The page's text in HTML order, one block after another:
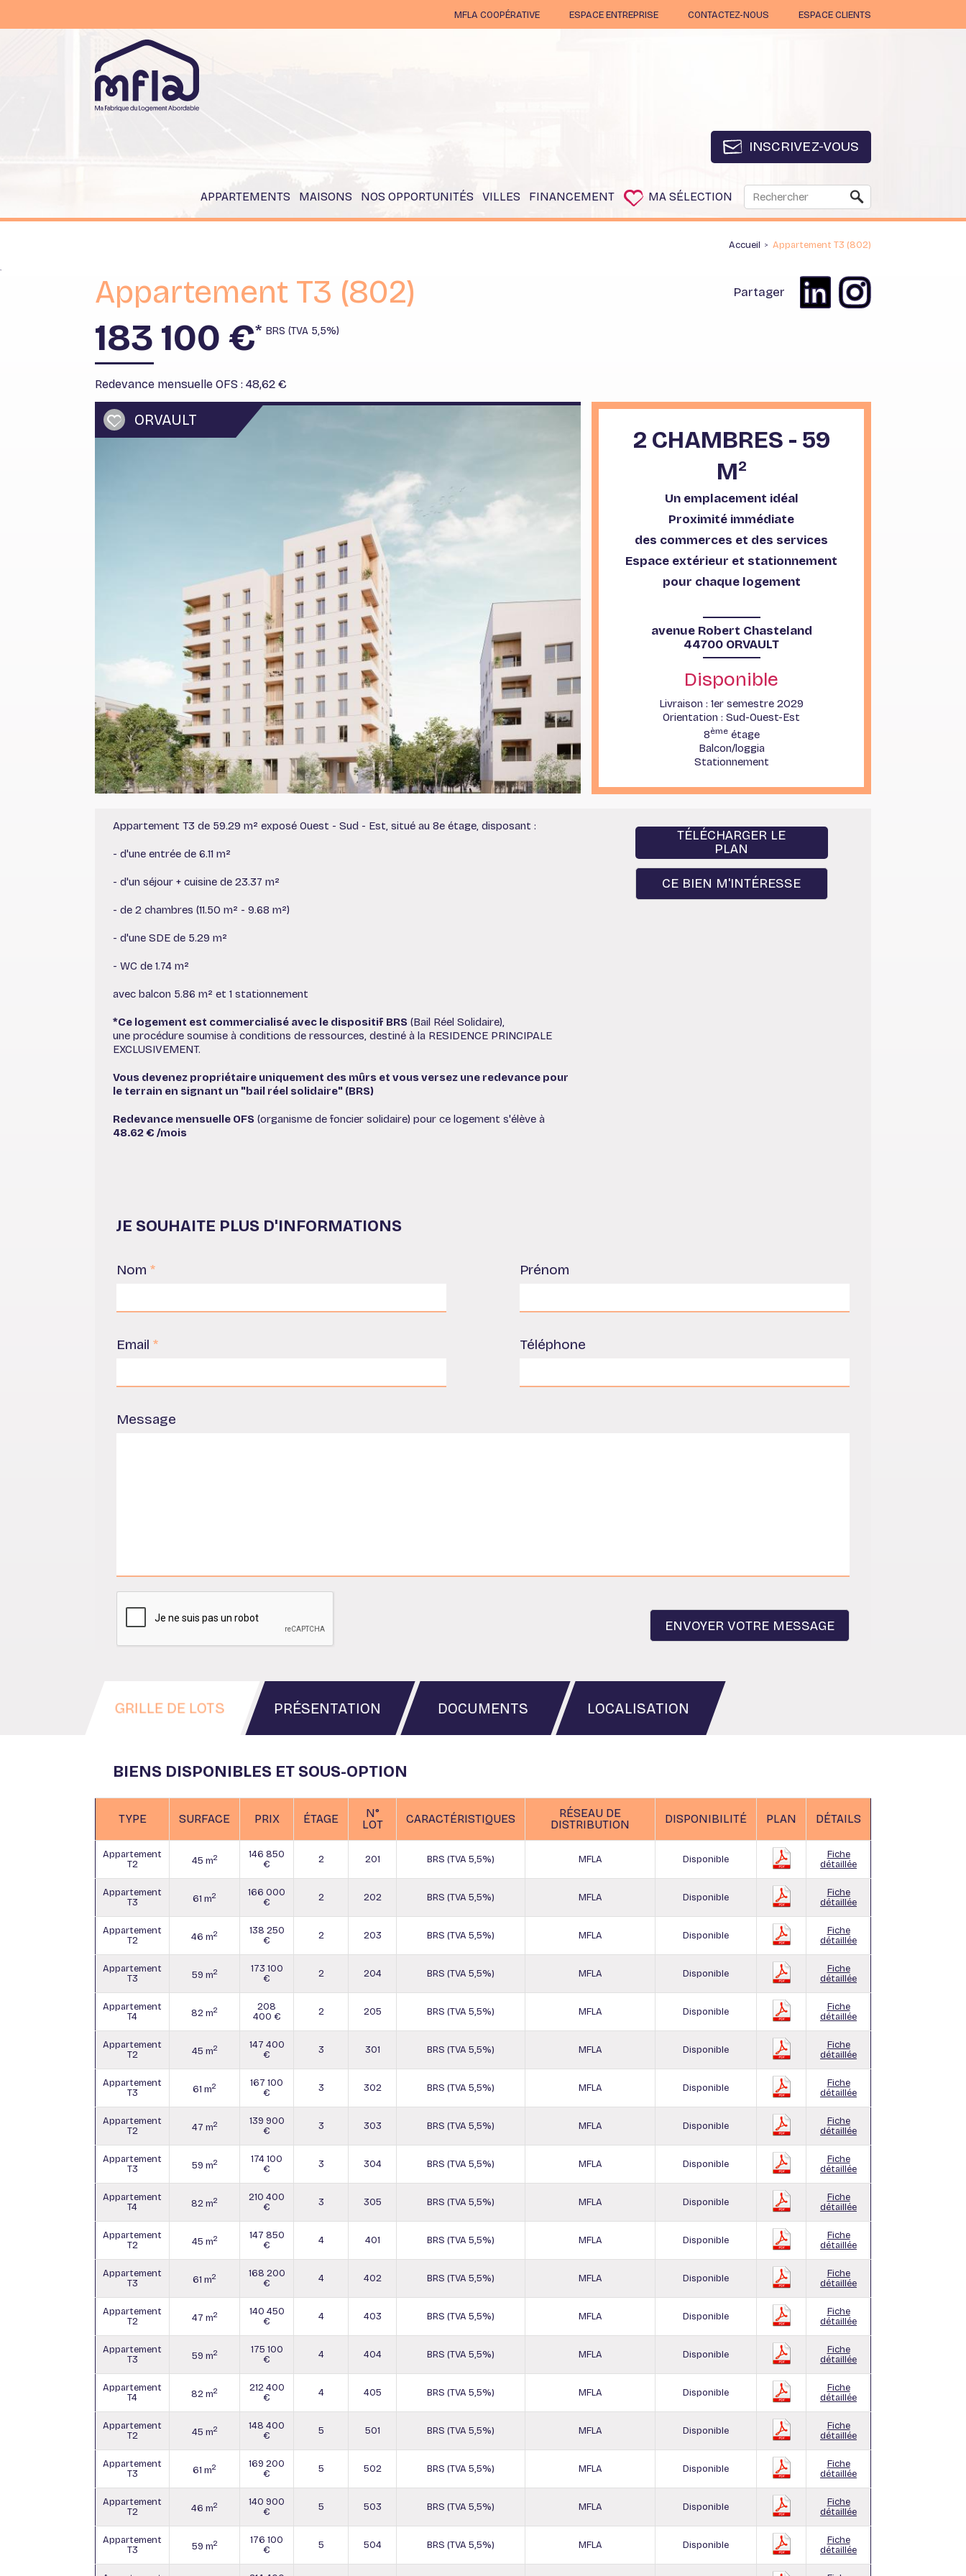
MFLA COOPÉRATIVE
ESPACE ENTREPRISE
CONTACTEZ-NOUS ESPACE CLIENTS
INSCRIVEZ-VOUS
APPARTEMENTS MAISONS NOS OPPORTUNITÉS VILLES
Thouare sur Loire
FINANCEMENT MA SÉLECTION
Accueil > Appartement T3 (802)
` Appartement T3 (802)
183 100 €* BRS (TVA 5,5%)
Redevance mensuelle OFS : 48,62 €
Partager
ORVAULT
2 CHAMBRES - 59
M2
Un emplacement idéal
Proximité immédiate
des commerces et des services
Espace extérieur et stationnement
pour chaque logement
avenue Robert Chasteland
44700 ORVAULT
Disponible
Livraison : 1er semestre 2029
Orientation : Sud-Ouest-Est
8èmeétage
Balcon/loggia
Stationnement
Appartement T3 de 59.29 m² exposé Ouest - Sud - Est, situé au 8e étage, disposant :
- d'une entrée de 6.11 m²
- d'un séjour + cuisine de 23.37 m²
- de 2 chambres (11.50 m² - 9.68 m²)
- d'une SDE de 5.29 m²
- WC de 1.74 m²
avec balcon 5.86 m² et 1 stationnement
*Ce logement est commercialisé avec le dispositif BRS (Bail Réel Solidaire),
une procédure soumise à conditions de ressources, destiné à la RESIDENCE PRINCIPALE
EXCLUSIVEMENT.
Vous devenez propriétaire uniquement des mûrs et vous versez une redevance pour
le terrain en signant un "bail réel solidaire" (BRS)
Redevance mensuelle OFS (organisme de foncier solidaire) pour ce logement s'élève à
48.62 € /mois
TÉLÉCHARGER LE
PLAN
JE SOUHAITE PLUS D'INFORMATIONS
Nom * Prénom
Email * Téléphone
Message
GRILLE DE LOTS PRÉSENTATION DOCUMENTS LOCALISATION
BIENS DISPONIBLES ET SOUS-OPTION
TYPE SURFACE PRIX ÉTAGE
N°
LOT
CARACTÉRISTIQUES
RÉSEAU DE
DISTRIBUTION
DISPONIBILITÉ PLAN DÉTAILS
Appartement
T2
45 m2
146 850
€
2 201 BRS (TVA 5,5%) MFLA Disponible
Fiche
détaillée
Appartement
T3
61 m2
166 000
€
2 202 BRS (TVA 5,5%) MFLA Disponible
Fiche
détaillée
Appartement
T2
46 m2
138 250
€
2 203 BRS (TVA 5,5%) MFLA Disponible
Fiche
détaillée
Appartement
T3
59 m2
173 100
€
2 204 BRS (TVA 5,5%) MFLA Disponible
Fiche
détaillée
Appartement
T4
82 m2
208
400 €
2 205 BRS (TVA 5,5%) MFLA Disponible
Fiche
détaillée
Appartement
T2
45 m2
147 400
€
3 301 BRS (TVA 5,5%) MFLA Disponible
Fiche
détaillée
Appartement
T3
61 m2
167 100
€
3 302 BRS (TVA 5,5%) MFLA Disponible
Fiche
détaillée
Appartement
T2
47 m2
139 900
€
3 303 BRS (TVA 5,5%) MFLA Disponible
Fiche
détaillée
Appartement
T3
59 m2
174 100
€
3 304 BRS (TVA 5,5%) MFLA Disponible
Fiche
détaillée
Appartement
T4
82 m2
210 400
€
3 305 BRS (TVA 5,5%) MFLA Disponible
Fiche
détaillée
Appartement
T2
45 m2
147 850
€
4 401 BRS (TVA 5,5%) MFLA Disponible
Fiche
détaillée
Appartement
T3
61 m2
168 200
€
4 402 BRS (TVA 5,5%) MFLA Disponible
Fiche
détaillée
Appartement
T2
47 m2
140 450
€
4 403 BRS (TVA 5,5%) MFLA Disponible
Fiche
détaillée
Appartement
T3
59 m2
175 100
€
4 404 BRS (TVA 5,5%) MFLA Disponible
Fiche
détaillée
Appartement
T4
82 m2
212 400
€
4 405 BRS (TVA 5,5%) MFLA Disponible
Fiche
détaillée
Appartement
T2
45 m2
148 400
€
5 501 BRS (TVA 5,5%) MFLA Disponible
Fiche
détaillée
Appartement
T3
61 m2
169 200
€
5 502 BRS (TVA 5,5%) MFLA Disponible
Fiche
détaillée
Appartement
T2
46 m2
140 900
€
5 503 BRS (TVA 5,5%) MFLA Disponible
Fiche
détaillée
Appartement
T3
59 m2
176 100
€
5 504 BRS (TVA 5,5%) MFLA Disponible
Fiche
détaillée